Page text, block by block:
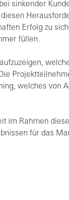
sinkender
Erfolg zu
füllen.
welches von
im Rahmen
für das